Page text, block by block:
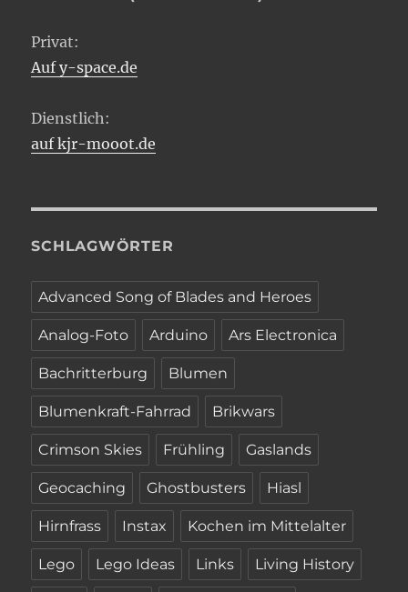
Privat:
Auf y-space.de
Dienstlich:
auf kjr-mooot.de
SCHLAGWÖRTER
Advanced Song of Blades and Heroes
Analog-Foto Arduino Ars Electronica
Bachritterburg Blumen
Blumenkraft-Fahrrad Brikwars
Crimson Skies Frühling Gaslands
Geocaching Ghostbusters Hiasl
Hirnfrass Instax Kochen im Mittelalter
Lego Lego Ideas Links Living History